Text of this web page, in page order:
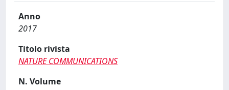
Anno
2017
Titolo rivista
NATURE COMMUNICATIONS
N. Volume